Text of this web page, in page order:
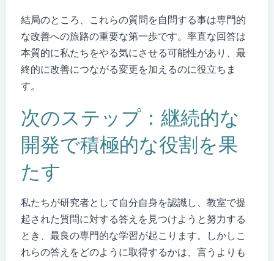
結局のところ、これらの質問を自問する事は専門的
な改善への旅路の重要な第一歩です。率直な回答は
本質的に私たちをやる気にさせる可能性があり、最
終的に改善につながる変更を加えるのに役立ちま
す。
次のステップ：継続的な
開発で積極的な役割を果
たす
私たちが研究者として自分自身を認識し、教室で提
起された質問に対する答えを見つけようと努力する
とき、最良の専門的な学習が起こります。しかしこ
れらの答えをどのように取得するかは、言うよりも